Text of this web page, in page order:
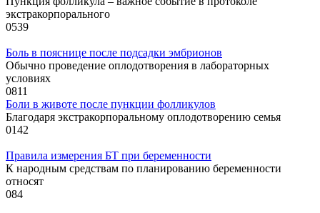
экстракорпорального
0539
Боль в пояснице после подсадки эмбрионов
Обычно проведение оплодотворения в лабораторных
условиях
0811
Боли в животе после пункции фолликулов
Благодаря экстракорпоральному оплодотворению семья
0142
Правила измерения БТ при беременности
К народным средствам по планированию беременности
относят
084